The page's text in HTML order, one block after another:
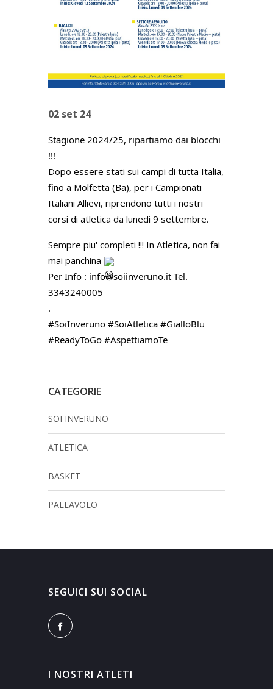
CATEGORIE
SOI INVERUNO
ATLETICA
BASKET
PALLAVOLO
02 set 24
Stagione 2024/25, ripartiamo dai blocchi
!!!
Dopo essere stati sui campi di tutta Italia,
fino a Molfetta (Ba), per i Campionati
Italiani Allievi, riprendono tutti i nostri
corsi di atletica da lunedi 9 settembre.
Sempre piu' completi !!! In Atletica, non fai
mai panchina
Per Info : info@soiinveruno.it Tel.
3343240005
.
#SoiInveruno #SoiAtletica #GialloBlu
#ReadyToGo #AspettiamoTe
SEGUICI SUI SOCIAL
I NOSTRI ATLETI